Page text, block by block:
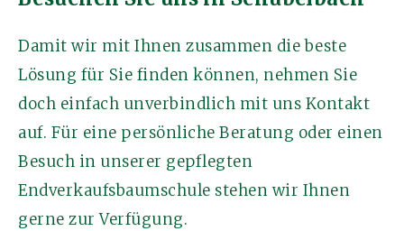
Damit wir mit Ihnen zusammen die beste
Lösung für Sie finden können, nehmen Sie
doch einfach unverbindlich mit uns Kontakt
auf. Für eine persönliche Beratung oder einen
Besuch in unserer gepflegten
Endverkaufsbaumschule stehen wir Ihnen
gerne zur Verfügung.